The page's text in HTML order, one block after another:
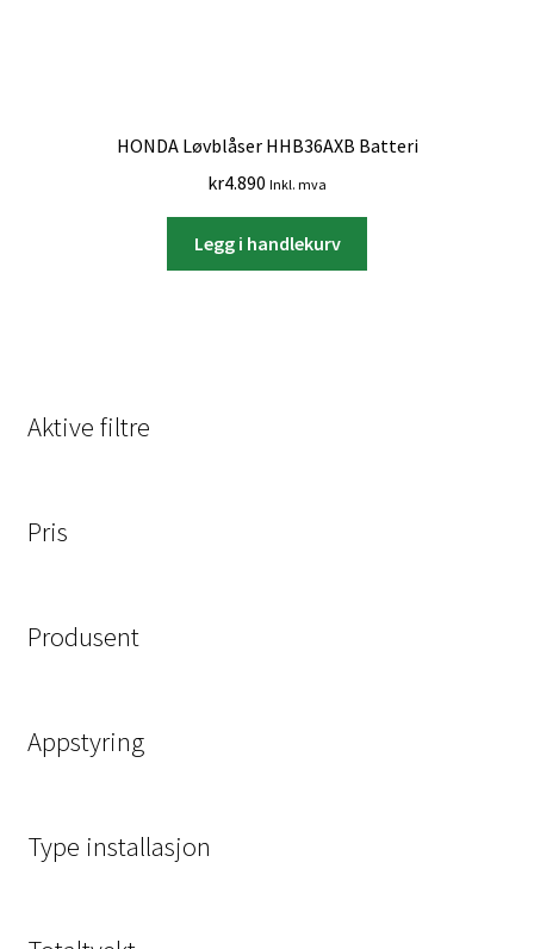
HONDA Løvblåser HHB36AXB Batteri
kr4.890 Inkl. mva
Legg i handlekurv
Aktive filtre
Pris
Produsent
Appstyring
Type installasjon